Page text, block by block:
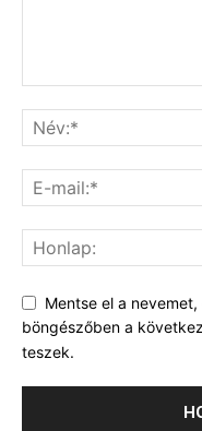
Mentse el a
böngészőben a
teszek.